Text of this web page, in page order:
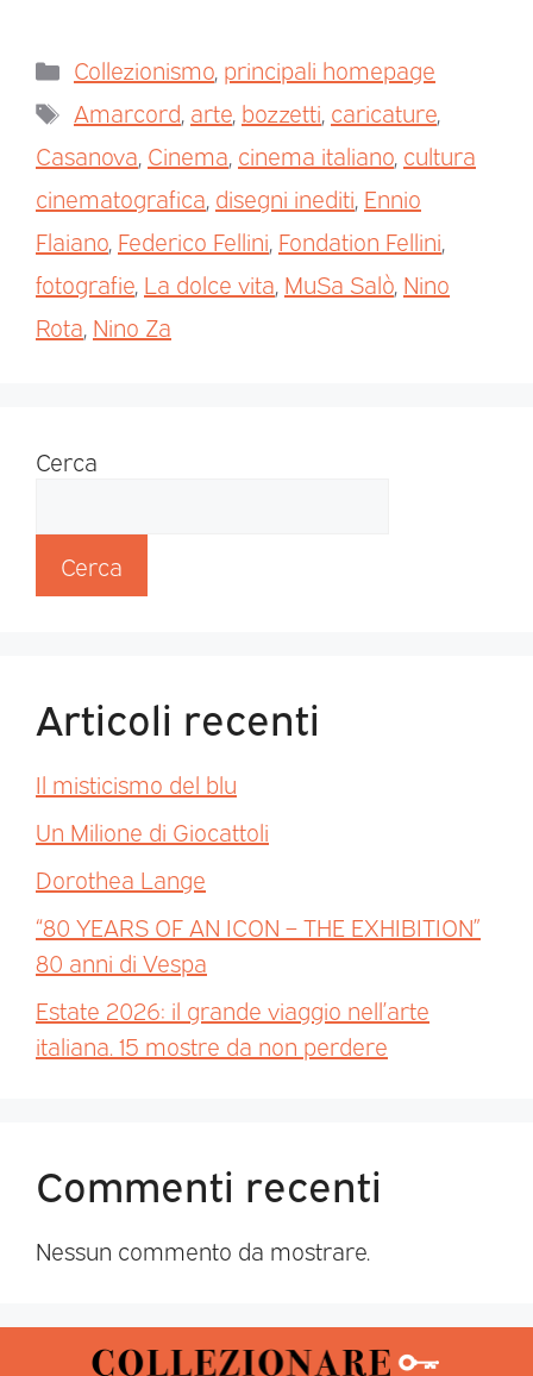
Collezionismo principali homepage
Amarcord arte bozzetti caricature
Casanova Cinema cinema italiano cultura
cinematografica disegni inediti Ennio
Flaiano Federico Fellini Fondation Fellini
fotografie La dolce vita MuSa Salò Nino
Rota Nino Za
Cerca
Cerca
Articoli recenti
Il misticismo del blu
Un Milione di Giocattoli
Dorothea Lange
“80 YEARS OF AN ICON – THE EXHIBITION”
80 anni di Vespa
Estate 2026: il grande viaggio nell’arte
italiana. 15 mostre da non perdere
Commenti recenti
Nessun commento da mostrare.